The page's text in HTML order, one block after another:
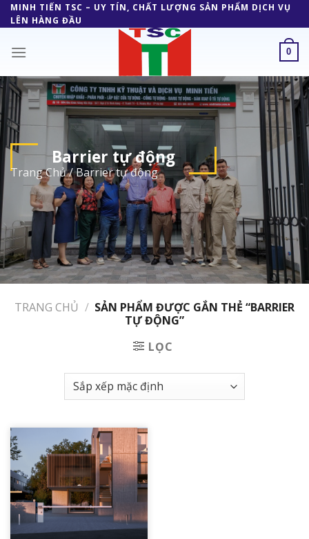
Skip
to
MINH TIẾN TSC – UY TÍN, CHẤT LƯỢNG SẢN PHẨM DỊCH VỤ
LÊN HÀNG ĐẦU
0
Barrier tự động
Trang Chủ/Barrier tự động
TRANG CHỦ / SẢN PHẨM ĐƯỢC GẮN THẺ “BARRIER
TỰ ĐỘNG”
LỌC